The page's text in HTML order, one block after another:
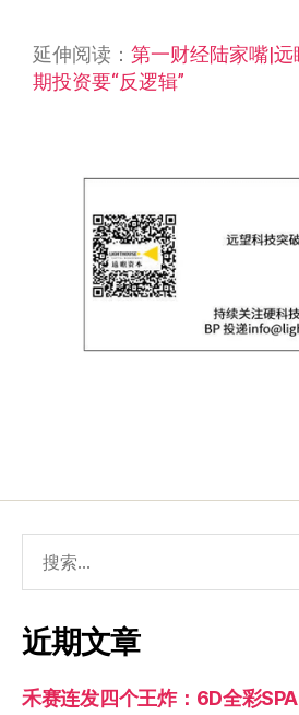
延伸阅读： 第一财经陆家嘴|
期投资要“反逻辑”
近期文章
禾赛连发四个王炸：6D全彩